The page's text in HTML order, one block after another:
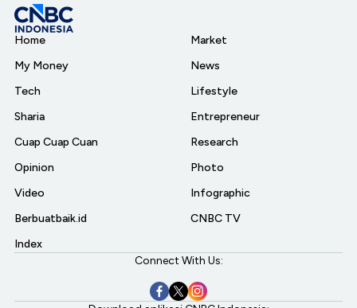
Home
My Money
Tech
Sharia
Cuap Cuap Cuan
Opinion
Video
Berbuatbaik.id
Index
Market
News
Lifestyle
Entrepreneur
Research
Photo
Infographic
CNBC TV
Connect With Us: